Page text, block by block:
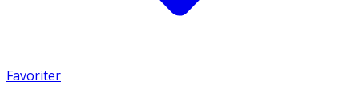
Favoriter